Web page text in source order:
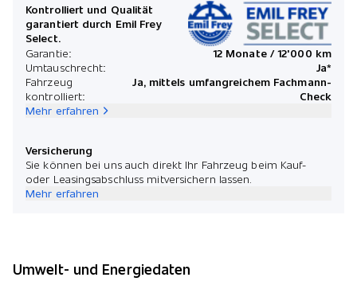
Kontrolliert und Qualität
garantiert durch Emil Frey
Select.
Garantie:
12 Monate / 12'000 km
Umtauschrecht:
Ja*
Fahrzeug
kontrolliert:
Ja, mittels umfangreichem Fachmann-
Check
Mehr erfahren
Versicherung
Sie können bei uns auch direkt Ihr Fahrzeug beim Kauf-
oder Leasingsabschluss mitversichern lassen.
Mehr erfahren
Umwelt- und Energiedaten